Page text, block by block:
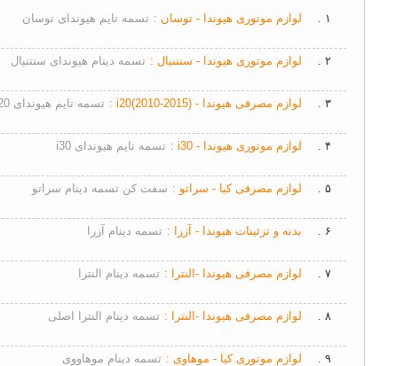
۱ . لوازم موتوری هیوندا - توسان : تسمه تایم هیوندای توسان
۲ . لوازم موتوری هیوندا - سنتنیال : تسمه دینام هیوندای سنتنیال
۳ . لوازم مصرفی هیوندا - i20(2010-2015) : تسمه تایم هیوندای I20
۴ . لوازم موتوری هیوندا - i30 : تسمه تایم هیوندای i30
۵ . لوازم مصرفی کیا - سراتو : سفت کن تسمه دینام سراتو
۶ . بدنه و تزئینات هیوندا - آزرا : تسمه دینام آزرا
۷ . لوازم مصرفی هیوندا -النترا : تسمه دینام النترا
۸ . لوازم مصرفی هیوندا -النترا : تسمه دینام النترا اصلی
۹ . لوازم موتوری کیا - موهاوی : تسمه دینام موهاووی